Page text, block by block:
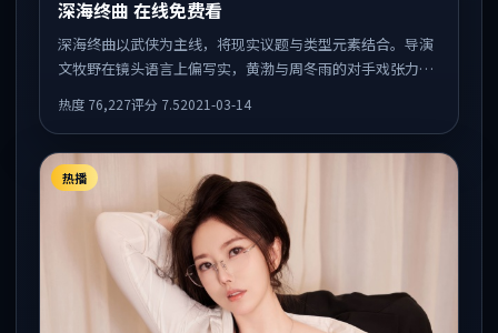
深海终曲 在线免费看
深海终曲以武侠为主线，将现实议题与类型元素结合。导演
文牧野在镜头语言上偏写实，黄渤与周冬雨的对手戏张力十
热度 76,227评分 7.52021-03-14
热播